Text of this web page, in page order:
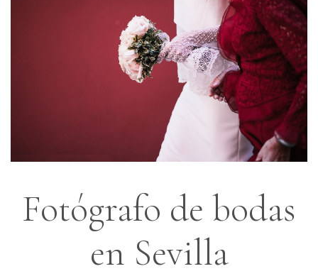
Fotógrafo de bodas
en Sevilla